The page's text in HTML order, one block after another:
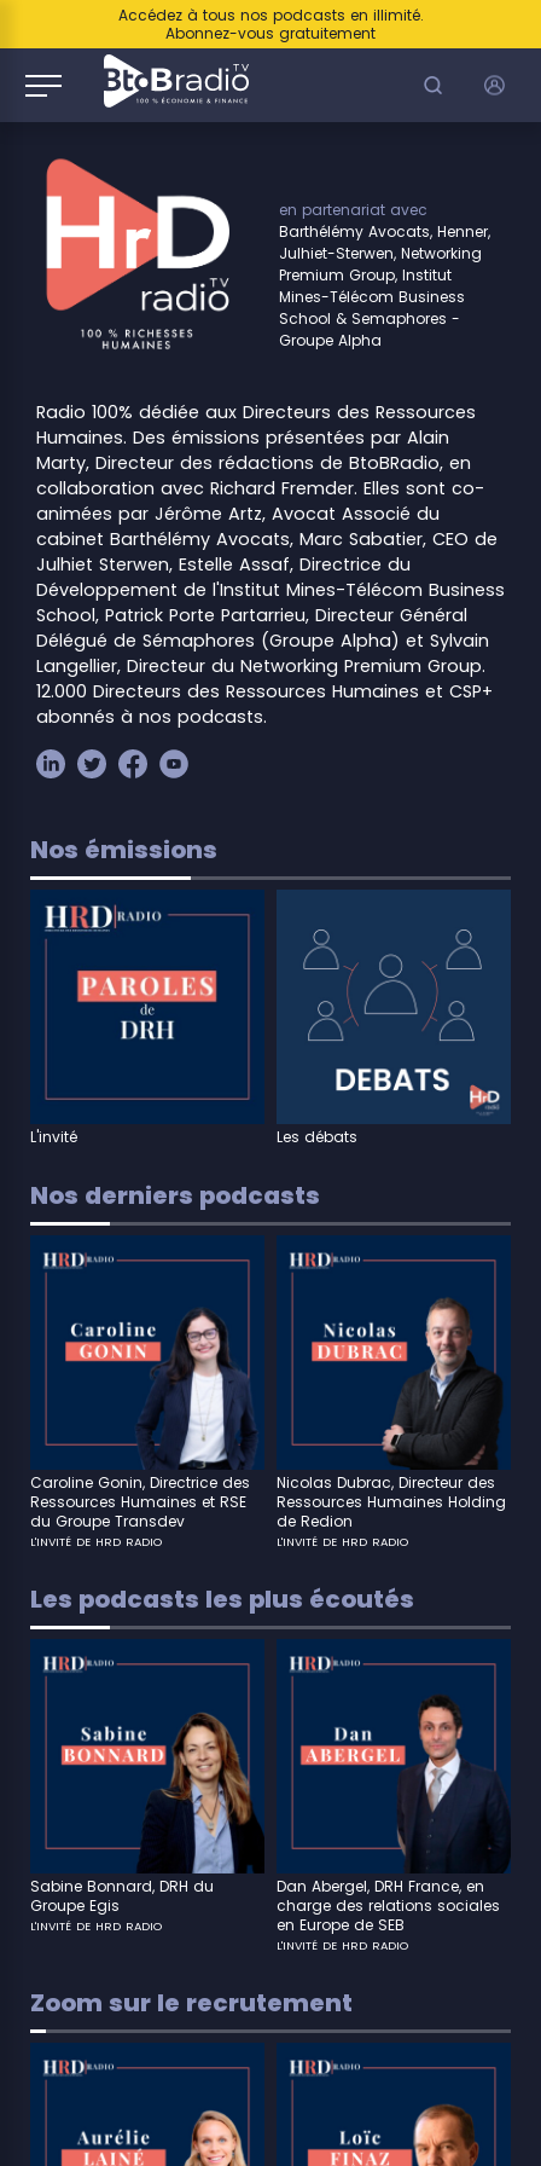
Accédez à tous nos podcasts en illimité.
Abonnez-vous gratuitement
en partenariat avec
Barthélémy Avocats, Henner,
Julhiet-Sterwen, Networking
Premium Group, Institut
Mines-Télécom Business
School & Semaphores -
Groupe Alpha
Radio 100% dédiée aux Directeurs des Ressources
Humaines. Des émissions présentées par Alain
Marty, Directeur des rédactions de BtoBRadio, en
collaboration avec Richard Fremder. Elles sont co-
animées par Jérôme Artz, Avocat Associé du
cabinet Barthélémy Avocats, Marc Sabatier, CEO de
Julhiet Sterwen, Estelle Assaf, Directrice du
Développement de l'Institut Mines-Télécom Business
School, Patrick Porte Partarrieu, Directeur Général
Délégué de Sémaphores (Groupe Alpha) et Sylvain
Langellier, Directeur du Networking Premium Group.
12.000 Directeurs des Ressources Humaines et CSP+
abonnés à nos podcasts.
Nos émissions
L'invité Les débats
Nos derniers podcasts
Caroline Gonin, Directrice des
Ressources Humaines et RSE
du Groupe Transdev
L'INVITÉ DE HRD RADIO
Nicolas Dubrac, Directeur des
Ressources Humaines Holding
de Redion
L'INVITÉ DE HRD RADIO
Les podcasts les plus écoutés
Sabine Bonnard, DRH du
Groupe Egis
L'INVITÉ DE HRD RADIO
Dan Abergel, DRH France, en
charge des relations sociales
en Europe de SEB
L'INVITÉ DE HRD RADIO
Zoom sur le recrutement